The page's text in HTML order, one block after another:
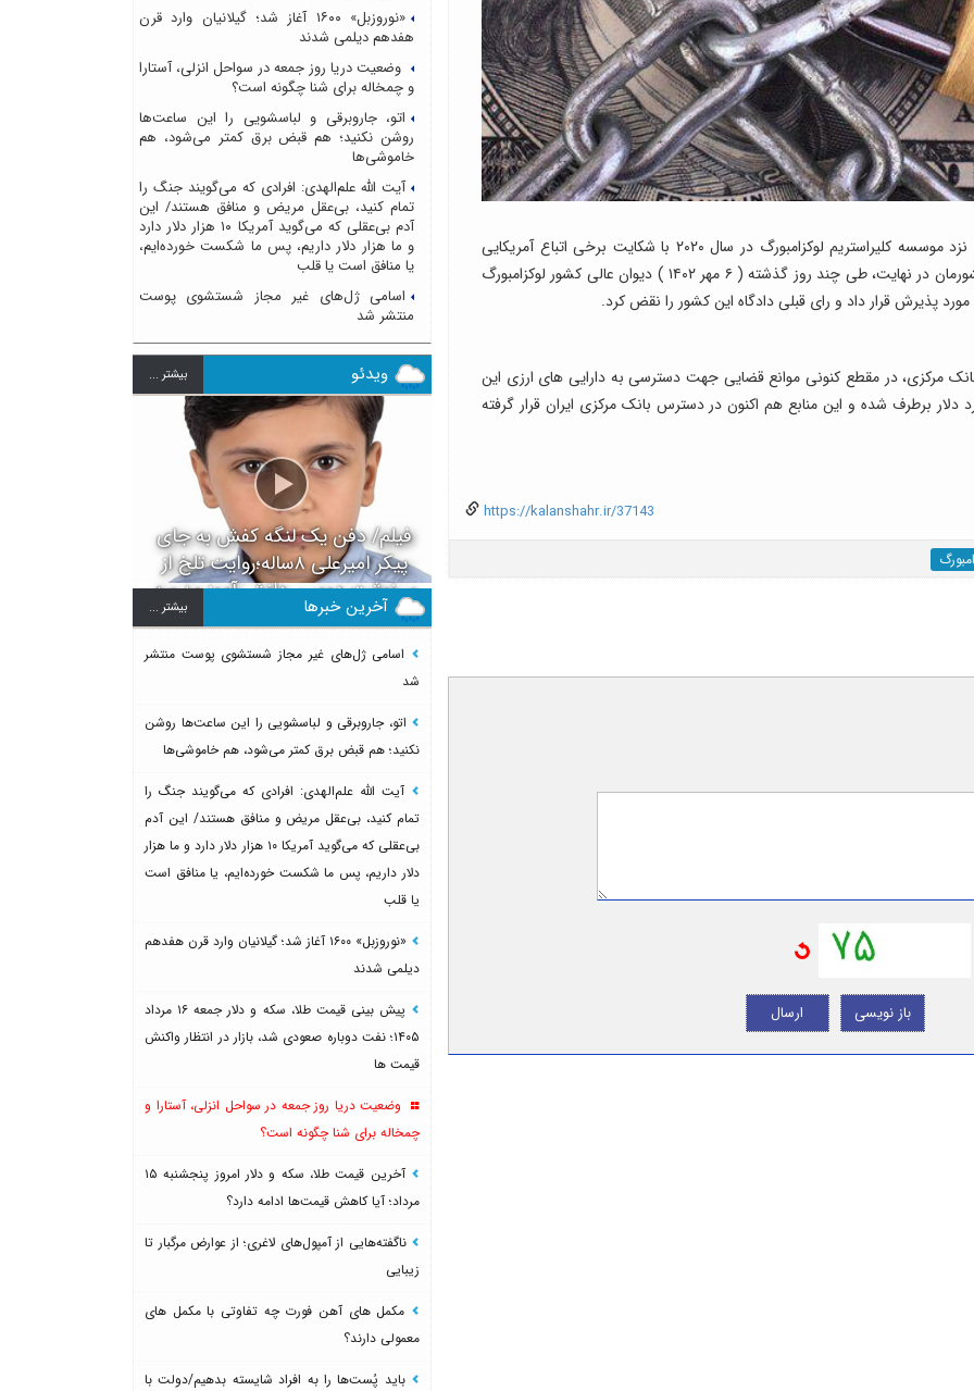
: اموال و دارایی ارزی بانک مرکزی کشورمان نزد موسسه کلیراستریم لوکزامبورگ در سال ۲۰۲۰ با شکایت برخی اتباع آمریکایی
توقیف شده بود که با اعتراض و پیگیری‎های حقوقی کشورمان در نهایت، طی چند روز گذشته ( ۶ مهر ۱۴۰۲ ) دیوان عالی کشور لوکزامبورگ
پذیرش قرار داد و رای قبلی دادگاه این کشور را نقض کرد.
مرکزی، در مقطع کنونی موانع قضایی جهت دسترسی به دارایی های ارزی این
اروپایی لوکزامبورگ به ارزش ۱.۷ میلیارد دلار برطرف شده و این منابع هم اکنون در دسترس بانک مرکزی ایران قرار گرفته
https://kalanshahr.ir/37143
ارسال باز نویسی
«نوروزبل» ۱۶۰۰ آغاز شد؛ گیلانیان وارد قرن
هفدهم دیلمی شدند
وضعیت دریا روز جمعه در سواحل انزلی، آستارا
و چمخاله برای شنا چگونه است؟
اتو، جاروبرقی و لباسشویی را این ساعت‌ها
روشن نکنید؛ هم قبض برق کمتر می‌شود، هم
خاموشی‌ها
آیت الله علم‌الهدی: افرادی که می‌گویند جنگ را
تمام کنید، بی‌عقل مریض و منافق هستند/ این
آدم بی‌عقلی که می‌گوید آمریکا ۱۰ هزار دلار دارد
و ما هزار دلار داریم، پس ما شکست خورده‌ایم،
یا منافق است یا قلب
اسامی ژل‌های غیر مجاز شستشوی پوست
منتشر شد
ویدئو بيشتر ...
فیلم/ دفن یک لنگه کفش به جای
پیکر امیرعلی ۸ساله؛روایت تلخ از
سرنوشت دومین دانش آموز مدرسه
میناب بعد از ماکان
آخرین خبرها بيشتر ...
اسامی ژل‌های غیر مجاز شستشوی پوست منتشر
شد
اتو، جاروبرقی و لباسشویی را این ساعت‌ها روشن
نکنید؛ هم قبض برق کمتر می‌شود، هم خاموشی‌ها
آیت الله علم‌الهدی: افرادی که می‌گویند جنگ را
تمام کنید، بی‌عقل مریض و منافق هستند/ این آدم
بی‌عقلی که می‌گوید آمریکا ۱۰ هزار دلار دارد و ما هزار
دلار داریم، پس ما شکست خورده‌ایم، یا منافق است
یا قلب
«نوروزبل» ۱۶۰۰ آغاز شد؛ گیلانیان وارد قرن هفدهم
دیلمی شدند
پیش بینی قیمت طلا، سکه و دلار جمعه ۱۶ مرداد
۱۴۰۵؛ نفت دوباره صعودی شد، بازار در انتظار واکنش
قیمت ها
وضعیت دریا روز جمعه در سواحل انزلی، آستارا و
چمخاله برای شنا چگونه است؟
آخرین قیمت طلا، سکه و دلار امروز پنجشنبه ۱۵
مرداد؛ آیا کاهش قیمت‌ها ادامه دارد؟
ناگفته‌هایی از آمپول‌های لاغری؛ از عوارض مرگبار تا
زیبایی
مکمل های آهن فورت چه تفاوتی با مکمل های
معمولی دارند؟
باید پُست‌ها را به افراد شایسته بدهیم/دولت با